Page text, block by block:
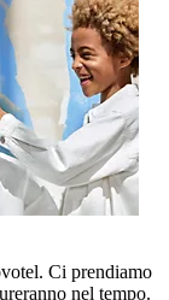
Ci prendiamo
nel tempo.